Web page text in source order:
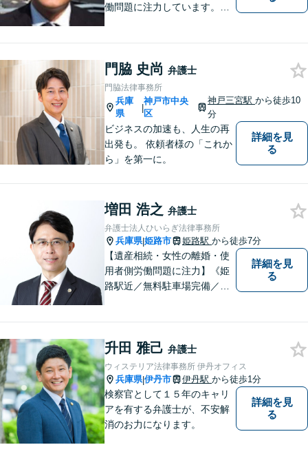
働問題に注力しています。残
民事事件，家事事件，刑事事
件も幅広く取り扱っておりま
す。
門脇 史尚 弁護士
門脇法律事務所
兵庫
県
|
神戸市中央
区
神戸三宮駅 から徒歩10
分
ビジネスの加速も、人生の再
出発も。 依頼者様の「これか
ら」を第一に。
詳細を見
る
増田 浩之 弁護士
弁護士法人ひいらぎ法律事務所
兵庫県|姫路市 姫路駅 から徒歩7分
【遺産相続・女性の離婚・使
用者側労働問題に注力】《姫
路駅近／無料駐車場完備／最
詳細を見
る
升田 雅己 弁護士
ウィステリア法律事務所 伊丹オフィス
兵庫県|伊丹市 伊丹駅 から徒歩1分
検察官として１５年のキャリ
アを有する弁護士が、不安解
消のお力になります。
詳細を見
る